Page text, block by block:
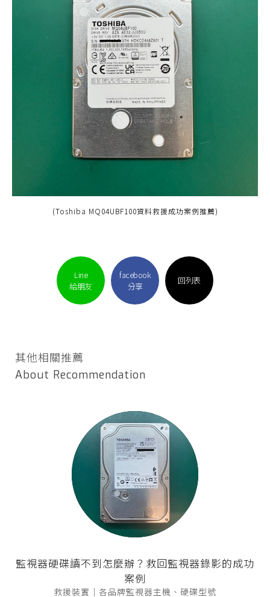
(Toshiba MQ04UBF100資料救援成功案例推薦)
Line
給朋友
facebook
分享
回列表
其他相關推薦
About Recommendation
監視器硬碟讀不到怎麼辦？救回監視器錄影的成功
案例
救援裝置｜各品牌監視器主機、硬碟型號